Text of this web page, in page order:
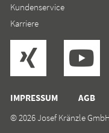
IMPRESSUM AGB
Kundenservice
Karriere
© 2026 Josef Kränzle